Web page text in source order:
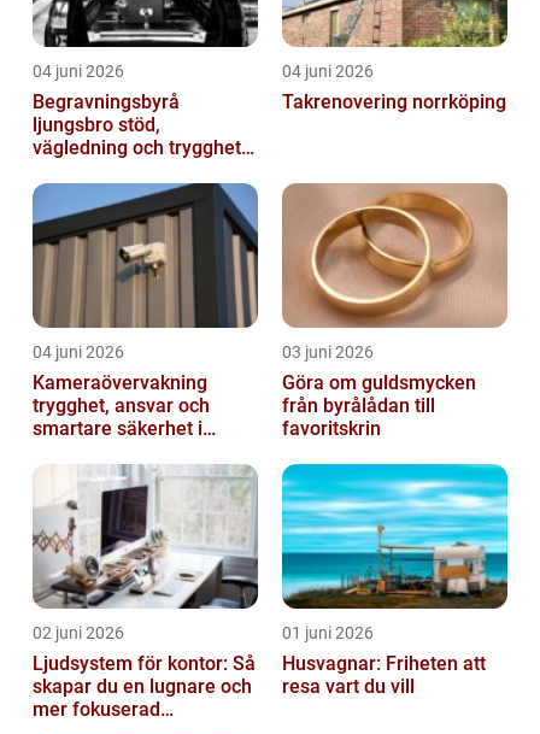
04 juni 2026
Begravningsbyrå
ljungsbro stöd,
vägledning och trygghet
04 juni 2026
Takrenovering norrköping
04 juni 2026
Kameraövervakning
trygghet, ansvar och
smartare säkerhet i
03 juni 2026
Göra om guldsmycken
från byrålådan till
favoritskrin
02 juni 2026
Ljudsystem för kontor: Så
skapar du en lugnare och
mer fokuserad
01 juni 2026
Husvagnar: Friheten att
resa vart du vill